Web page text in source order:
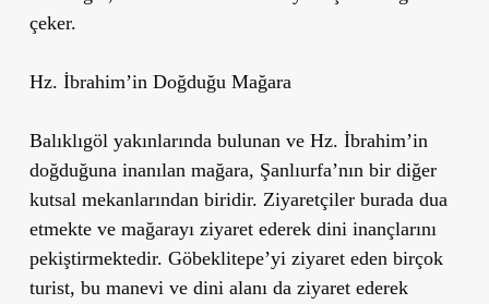
çeker.
Hz. İbrahim’in Doğduğu Mağara
Balıklıgöl yakınlarında bulunan ve Hz. İbrahim’in
doğduğuna inanılan mağara, Şanlıurfa’nın bir diğer
kutsal mekanlarından biridir. Ziyaretçiler burada dua
etmekte ve mağarayı ziyaret ederek dini inançlarını
pekiştirmektedir. Göbeklitepe’yi ziyaret eden birçok
turist, bu manevi ve dini alanı da ziyaret ederek